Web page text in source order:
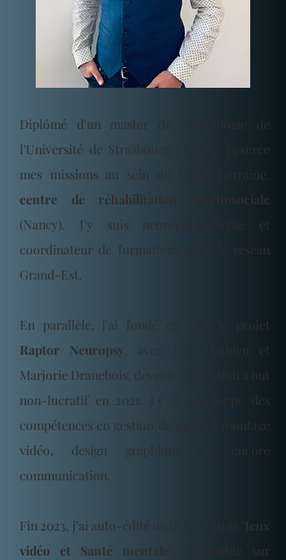
Diplômé d'un master de Psychologie de
l'Université de Strasbourg en 2017, j'exerce
mes missions au sein du CURe Lorraine,
centre de réhabilitation psychosociale
(Nancy). J'y suis neuropsychologue et
coordinateur de formations pour le réseau
Grand-Est.
En parallèle, j'ai fondé en 2019 le projet
Raptor Neuropsy, avec Eva Mathieu et
Marjorie Dranebois, devenu association à but
non-lucratif en 2021. J'y ai développé des
compétences en gestion de projets, montage
vidéo, design graphique ou encore
communication.
Fin 2023, j'ai auto-édité un livre intitulé "
Jeux
vidéo et Santé mentale
", disponible sur